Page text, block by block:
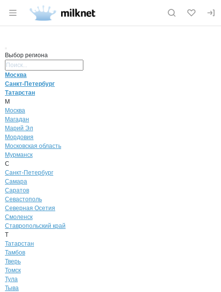
Раздел навигации по сайту milknet.ru
Выбор региона
Москва
Санкт-Петербург
Татарстан
М
Москва
Магадан
Марий Эл
Мордовия
Московская область
Мурманск
С
Санкт-Петербург
Самара
Саратов
Севастополь
Северная Осетия
Смоленск
Ставропольский край
Т
Татарстан
Тамбов
Тверь
Томск
Тула
Тыва